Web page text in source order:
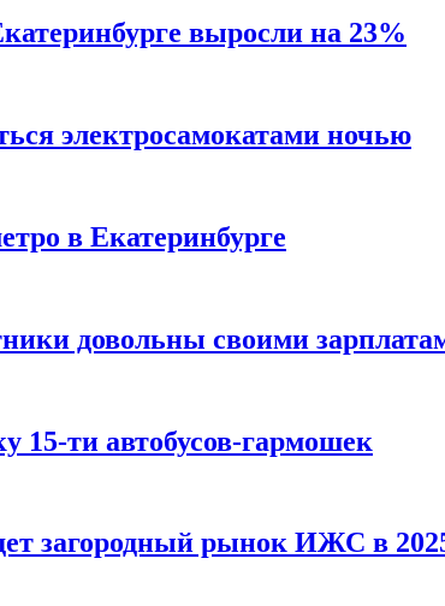
выросли на 23%
электросамокатами ночью
в Екатеринбурге
довольны своими
15-ти автобусов-гармошек
загородный рынок ИЖС в